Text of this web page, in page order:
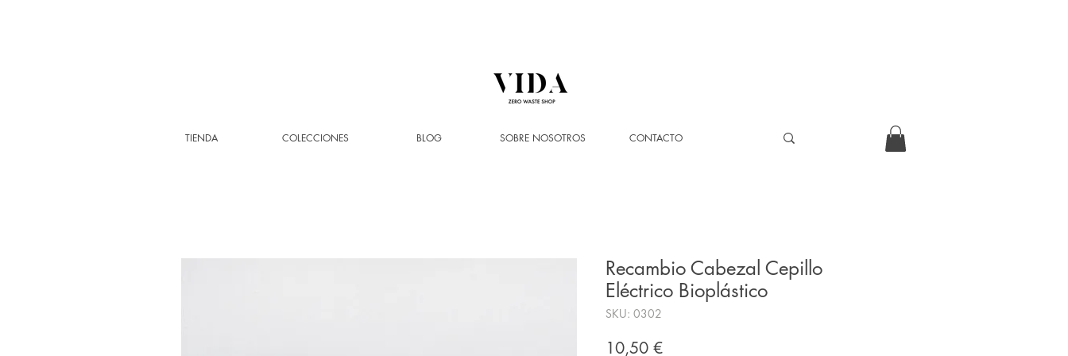
TIENDA COLECCIONES BLOG SOBRE NOSOTROS CONTACTO
Recambio Cabezal Cepillo
Eléctrico Bioplástico
SKU: 0302
10,50 €Precio